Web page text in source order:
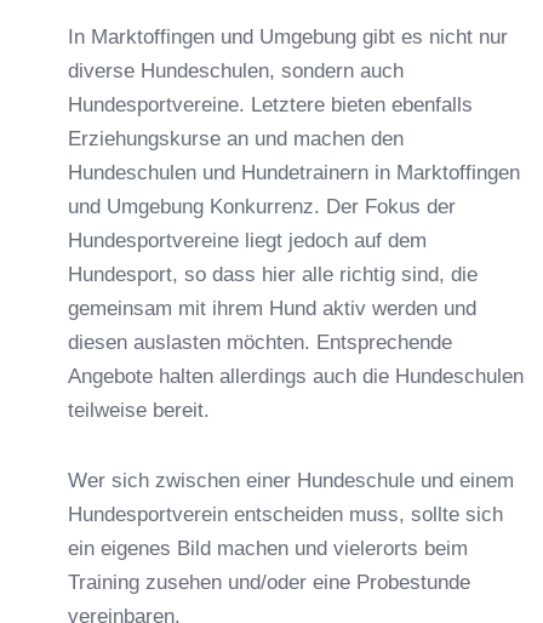
In Marktoffingen und Umgebung gibt es nicht nur
diverse Hundeschulen, sondern auch
Hundesportvereine. Letztere bieten ebenfalls
Erziehungskurse an und machen den
Hundeschulen und Hundetrainern in Marktoffingen
und Umgebung Konkurrenz. Der Fokus der
Hundesportvereine liegt jedoch auf dem
Hundesport, so dass hier alle richtig sind, die
gemeinsam mit ihrem Hund aktiv werden und
diesen auslasten möchten. Entsprechende
Angebote halten allerdings auch die Hundeschulen
teilweise bereit.
Wer sich zwischen einer Hundeschule und einem
Hundesportverein entscheiden muss, sollte sich
ein eigenes Bild machen und vielerorts beim
Training zusehen und/oder eine Probestunde
vereinbaren.